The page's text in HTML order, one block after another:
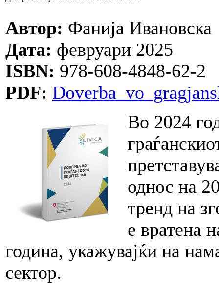
Автор: Фанија Ивановска
Дата: февруари 2025
ISBN: 978-608-4848-62-2
PDF:
Во 2024
однос на
тренд на
е вратена
година, укажувајќи на
сектор.